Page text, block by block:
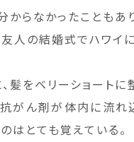
らなかったこともあ
人の結婚式でハワイ
をベリーショートに
がん剤が体内に流れ
はとても覚えている。